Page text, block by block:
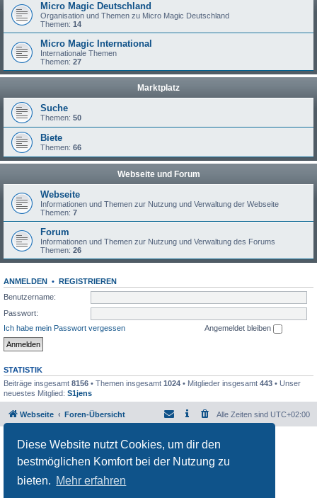
Diese Website nutzt Cookies, um dir den
bestmöglichen Komfort bei der Nutzung zu
bieten. Mehr erfahren
Micro Magic Deutschland
Organisation und Themen zu Micro Magic Deutschland
Themen: 14
Micro Magic International
Internationale Themen
Themen: 27
Marktplatz
Suche
Themen: 50
Biete
Themen: 66
Webseite und Forum
Webseite
Informationen und Themen zur Nutzung und Verwaltung der Webseite
Themen: 7
Forum
Informationen und Themen zur Nutzung und Verwaltung des Forums
Themen: 26
ANMELDEN •
REGISTRIEREN
Benutzername:
Passwort:
Ich habe mein Passwort vergessen
Angemeldet bleiben
STATISTIK
Beiträge insgesamt 8156 • Themen insgesamt 1024 • Mitglieder insgesamt 443 • Unser
neuestes Mitglied: S1jens
Webseite Foren-Übersicht Alle Zeiten sind UTC+02:00
Powered by phpBB
® Forum Software © phpBB Limited
Datenschutz|Nutzungsbedingungen